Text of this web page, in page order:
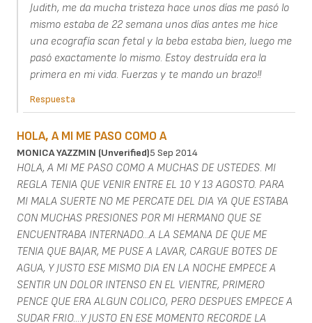
Judith, me da mucha tristeza hace unos días me pasó lo
mismo estaba de 22 semana unos días antes me hice
una ecografía scan fetal y la beba estaba bien, luego me
pasó exactamente lo mismo. Estoy destruída era la
primera en mi vida. Fuerzas y te mando un brazo!!
Respuesta
HOLA, A MI ME PASO COMO A
MONICA YAZZMIN (unverified)5 Sep 2014
HOLA, A MI ME PASO COMO A MUCHAS DE USTEDES. MI
REGLA TENIA QUE VENIR ENTRE EL 10 Y 13 AGOSTO. PARA
MI MALA SUERTE NO ME PERCATE DEL DIA YA QUE ESTABA
CON MUCHAS PRESIONES POR MI HERMANO QUE SE
ENCUENTRABA INTERNADO...A LA SEMANA DE QUE ME
TENIA QUE BAJAR, ME PUSE A LAVAR, CARGUE BOTES DE
AGUA, Y JUSTO ESE MISMO DIA EN LA NOCHE EMPECE A
SENTIR UN DOLOR INTENSO EN EL VIENTRE, PRIMERO
PENCE QUE ERA ALGUN COLICO, PERO DESPUES EMPECE A
SUDAR FRIO....Y JUSTO EN ESE MOMENTO RECORDE LA